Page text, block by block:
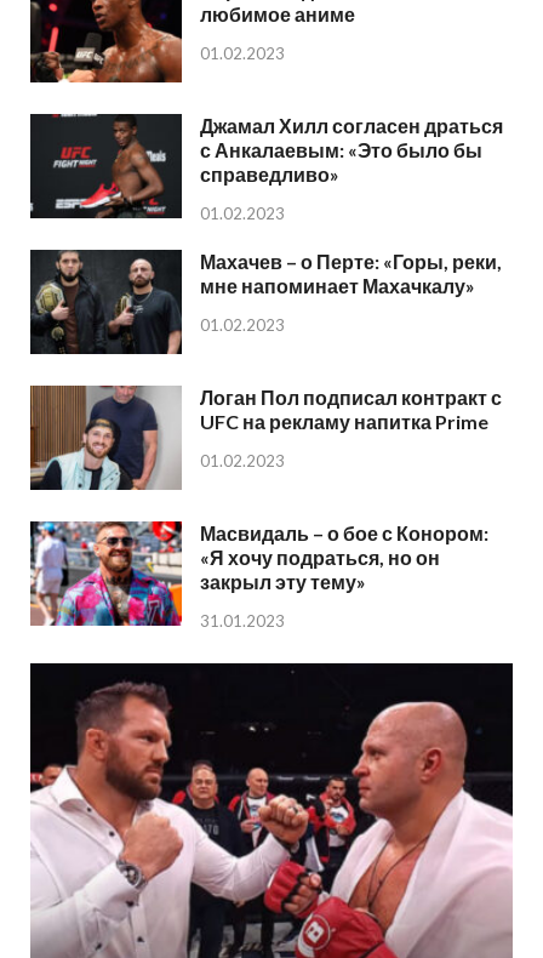
любимое аниме
01.02.2023
Джамал Хилл согласен драться
с Анкалаевым: «Это было бы
справедливо»
01.02.2023
Махачев – о Перте: «Горы, реки,
мне напоминает Махачкалу»
01.02.2023
Логан Пол подписал контракт с
UFC на рекламу напитка Prime
01.02.2023
Масвидаль – о бое с Конором:
«Я хочу подраться, но он
закрыл эту тему»
31.01.2023